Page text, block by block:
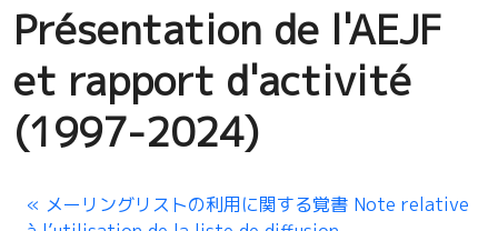
Présentation de l'AEJF
et rapport d'activité
(1997-2024)
メーリングリストの利用に関する覚書 Note relative